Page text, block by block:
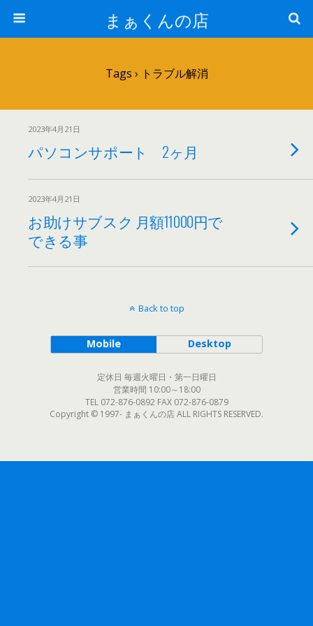
まぁくんの店
Tags › トラブル解消
2023年4月21日
パソコンサポート 2ヶ月
2023年4月21日
お助けサブスク 月額11000円で
できる事
Back to top
Mobile Desktop
定休日 毎週火曜日・第一日曜日
営業時間 10:00～18:00
TEL 072-876-0892 FAX 072-876-0879
Copyright © 1997- まぁくんの店 ALL RIGHTS RESERVED.